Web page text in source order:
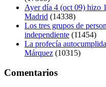
Ayer día 4 (oct 09) hizo
Madrid (14338)
Los tres grupos de
independiente (11454)
La profecía
Márquez (10315)
Comentarios